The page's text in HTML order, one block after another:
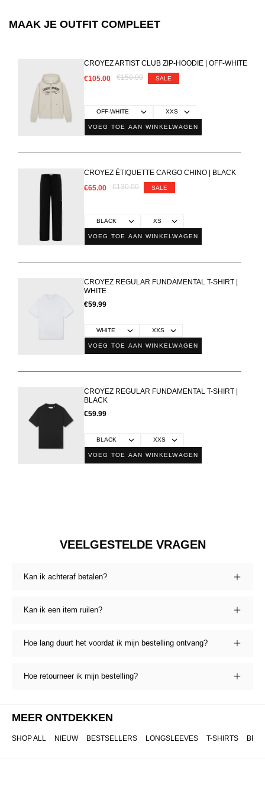
MAAK JE OUTFIT COMPLEET
CROYEZ ARTIST CLUB ZIP-HOODIE | OFF-WHITE
€105.00
€150.00 SALE
VOEG TOE AAN WINKELWAGEN
CROYEZ ÉTIQUETTE CARGO CHINO | BLACK
€65.00
€130.00 SALE
VOEG TOE AAN WINKELWAGEN
CROYEZ REGULAR FUNDAMENTAL T-SHIRT |
WHITE
€59.99
VOEG TOE AAN WINKELWAGEN
CROYEZ REGULAR FUNDAMENTAL T-SHIRT |
BLACK
€59.99
VOEG TOE AAN WINKELWAGEN
VEELGESTELDE VRAGEN
Kan ik achteraf betalen?
Kan ik een item ruilen?
Hoe lang duurt het voordat ik mijn bestelling ontvang?
Hoe retourneer ik mijn bestelling?
MEER ONTDEKKEN
SHOP ALL NIEUW BESTSELLERS LONGSLEEVES T-SHIRTS